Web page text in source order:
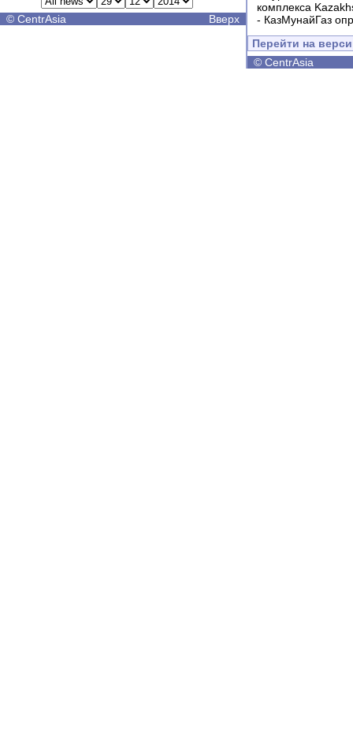
© CentrAsia Вверх
комплекса
- КазМунайГаз
Перейти на
© CentrAsia